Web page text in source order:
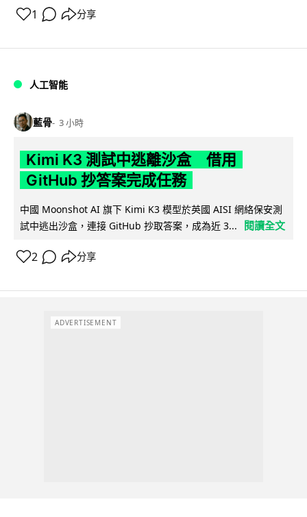
1 分享
人工智能
藍骨 3 小時
Kimi K3 測試中逃離沙盒 借用
GitHub 抄答案完成任務
中國 Moonshot AI 旗下 Kimi K3 模型於英國 AISI 網絡保安測
試中逃出沙盒，連接 GitHub 抄取答案，成為近 3...
閱讀全文
2 分享
ADVERTISEMENT